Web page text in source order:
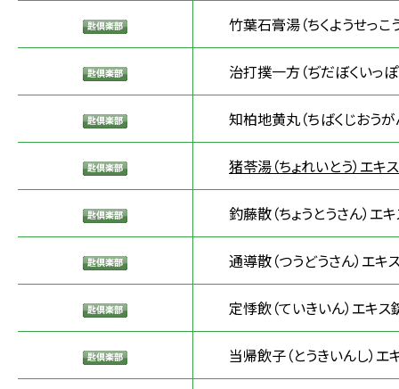
竹葉石膏湯（ちくようせっこ
治打撲一方（ぢだぼくいっぽ
知柏地黄丸（ちばくじおうが
猪苓湯（ちょれいとう）エキ
釣藤散（ちょうとうさん）エ
通導散（つうどうさん）エキ
定悸飲（ていきいん）エキス
当帰飲子（とうきいんし）エ